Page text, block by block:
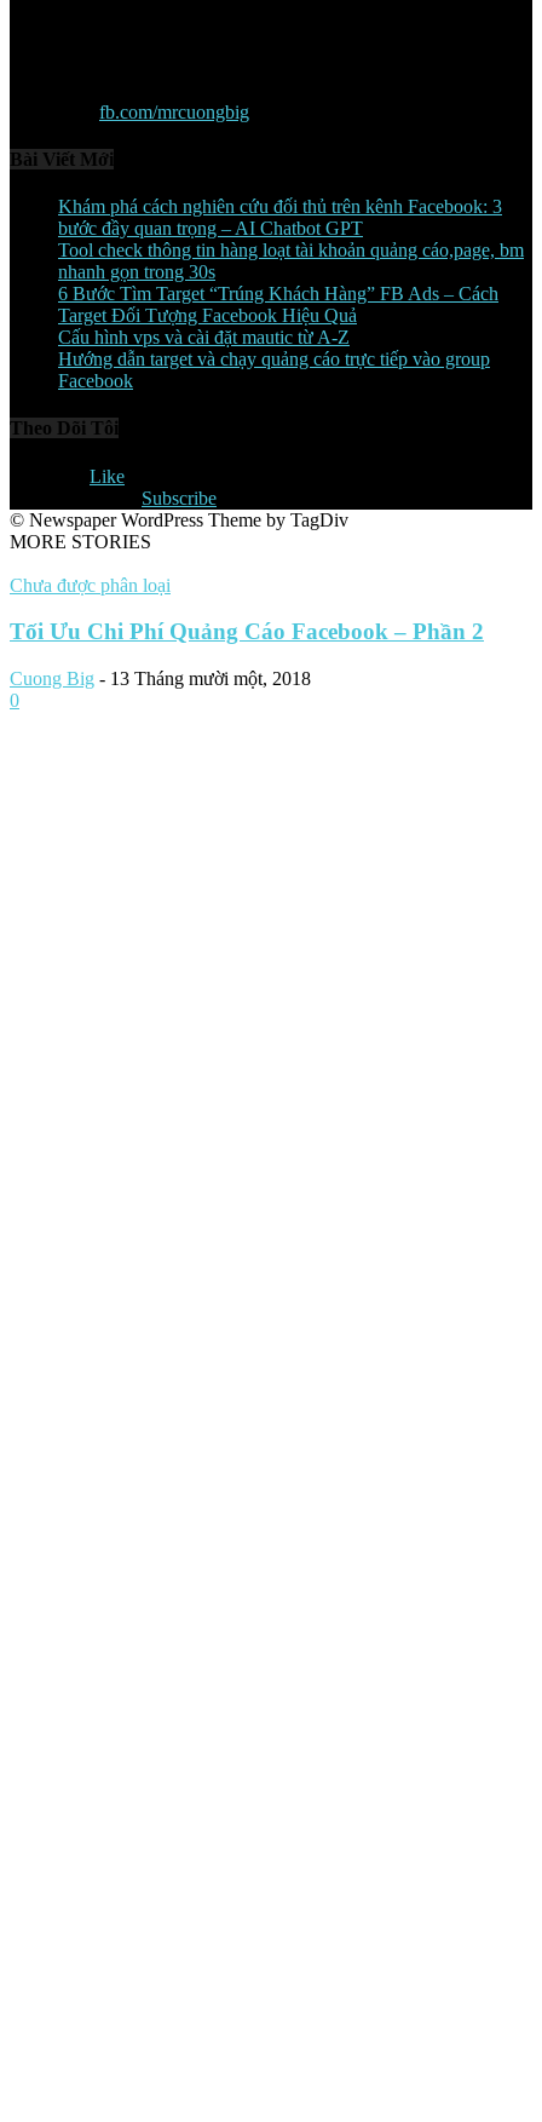
fb.com/mrcuongbig
Bài Viết Mới
Khám phá cách nghiên cứu đối thủ trên kênh Facebook: 3
bước đầy quan trọng – AI Chatbot GPT
Tool check thông tin hàng loạt tài khoản quảng cáo,page, bm
nhanh gọn trong 30s
6 Bước Tìm Target “Trúng Khách Hàng” FB Ads – Cách
Target Đối Tượng Facebook Hiệu Quả
Cấu hình vps và cài đặt mautic từ A-Z
Hướng dẫn target và chạy quảng cáo trực tiếp vào group
Facebook
Theo Dõi Tôi
Like
Subscribe
© Newspaper WordPress Theme by TagDiv
MORE STORIES
Chưa được phân loại
Tối Ưu Chi Phí Quảng Cáo Facebook – Phần 2
Cuong Big - 13 Tháng mười một, 2018
0